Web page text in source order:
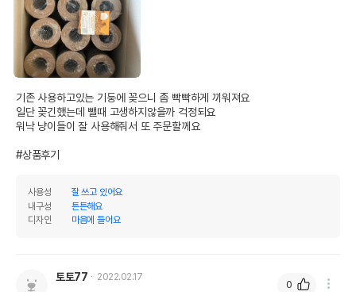
상품 필수 정보
받았음을 확인할수 있는
경우 그에 대한 사항
수입자를 함께 표기
기존 사용하고있는 기둥에 꽂으니 좀 빡빡하게 끼워져요
일단 꽂긴했는데 뺄때 고생하지않을까 걱정되요
워낙 냥이들이 잘 사용해줘서 또 주문할께요
#상품후기
사용성
잘 쓰고 있어요
내구성
튼튼해요
디자인
마음에 들어요
토토77 2022.02.17
0